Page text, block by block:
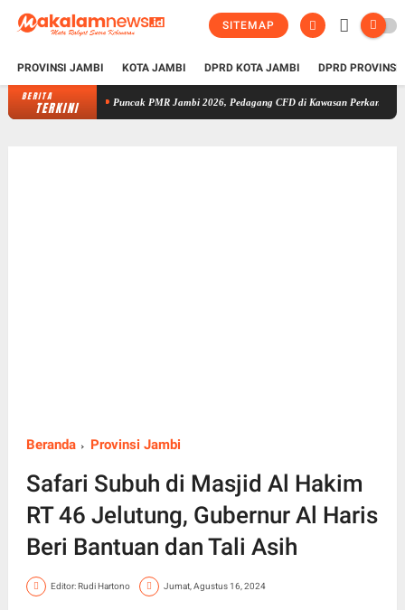
SITEMAP
PROVINSI JAMBI KOTA JAMBI DPRD KOTA JAMBI DPRD
BERITA
TERKINIPuncak PMR Jambi 2026, Pedagang CFD di Kawasan Perkantoran
Beranda Provinsi Jambi
Safari Subuh di Masjid Al Hakim
RT 46 Jelutung, Gubernur Al Haris
Beri Bantuan dan Tali Asih
Editor: Rudi Hartono Jumat, Agustus 16, 2024